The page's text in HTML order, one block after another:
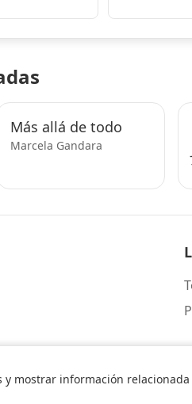
Más allá de todo
Marcela Gandara
mostrar información